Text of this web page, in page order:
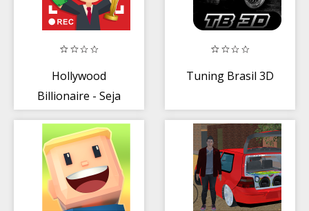
Hollywood
Billionaire - Seja
Cinema!
Tuning Brasil 3D